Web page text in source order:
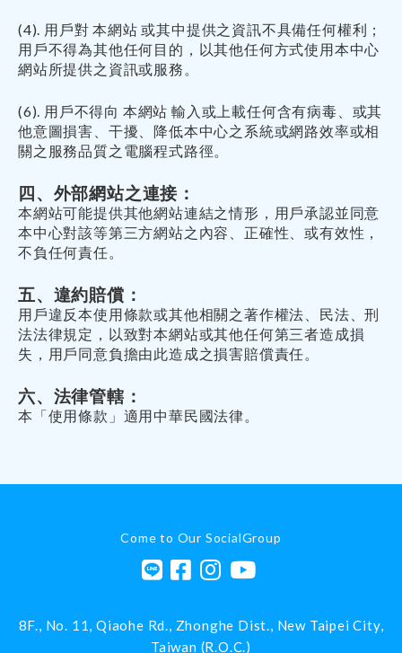
(4). 用戶對 本網站 或其中提供之資訊不具備任何權利；
用戶不得為其他任何目的，以其他任何方式使用本中心
網站所提供之資訊或服務。
(6). 用戶不得向 本網站 輸入或上載任何含有病毒、或其
他意圖損害、干擾、降低本中心之系統或網路效率或相
關之服務品質之電腦程式路徑。
四、外部網站之連接：
本網站可能提供其他網站連結之情形，用戶承認並同意
本中心對該等第三方網站之內容、正確性、或有效性，
不負任何責任。
五、違約賠償：
用戶違反本使用條款或其他相關之著作權法、民法、刑
法法律規定，以致對本網站或其他任何第三者造成損
失，用戶同意負擔由此造成之損害賠償責任。
六、法律管轄：
本「使用條款」適用中華民國法律。
Come to Our SocialGroup
8F., No. 11, Qiaohe Rd., Zhonghe Dist., New Taipei City,
Taiwan (R.O.C.)